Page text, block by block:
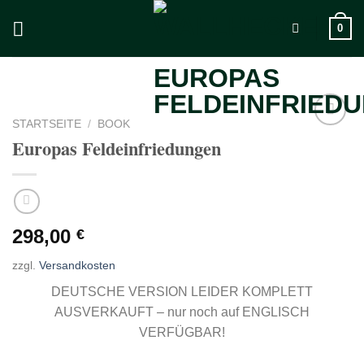
0
STARTSEITE / BOOK
Europas Feldeinfriedungen
298,00 €
zzgl. Versandkosten
DEUTSCHE VERSION LEIDER KOMPLETT
AUSVERKAUFT – nur noch auf ENGLISCH
VERFÜGBAR!